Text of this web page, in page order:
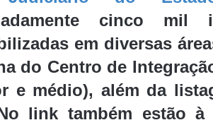
cinco
em diversas
do Centro de
e médio), além da
link também estão